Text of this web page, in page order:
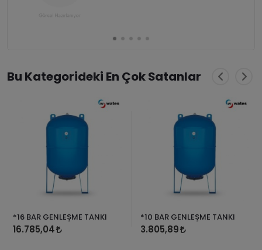
Bu Kategorideki En Çok Satanlar
*16 BAR GENLEŞME TANKI
16.785,04
*10 BAR GENLEŞME TANKI
3.805,89